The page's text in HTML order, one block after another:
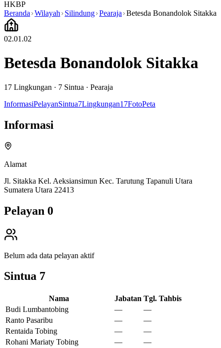
HKBP
Beranda Wilayah Silindung Pearaja Betesda Bonandolok Sitakka
02.01.02
Betesda Bonandolok Sitakka
17 Lingkungan · 7 Sintua · Pearaja
InformasiPelayanSintua7Lingkungan17FotoPeta
Informasi
Alamat
Jl. Sitakka Kel. Aeksiansimun Kec. Tarutung Tapanuli Utara
Sumatera Utara 22413
Pelayan 0
Belum ada data pelayan aktif
Sintua 7
Nama Jabatan Tgl. Tahbis
Budi Lumbantobing
—
—
Ranto Pasaribu
—
—
Rentaida Tobing
—
—
Rohani Mariaty Tobing
—
—